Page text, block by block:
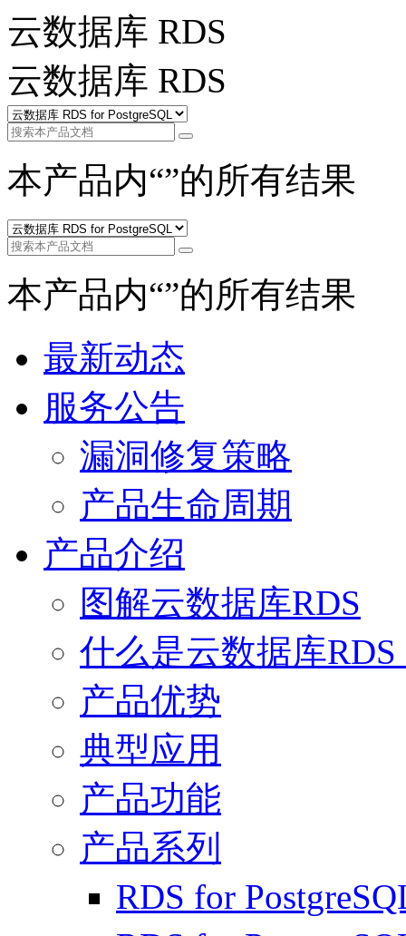
云数据库 RDS
云数据库 RDS
本产品内“”的所有结果
本产品内“”的所有结果
最新动态
服务公告
漏洞修复策略
产品生命周期
产品介绍
图解云数据库RDS
什么是云数据库RDS
产品优势
典型应用
产品功能
产品系列
RDS for